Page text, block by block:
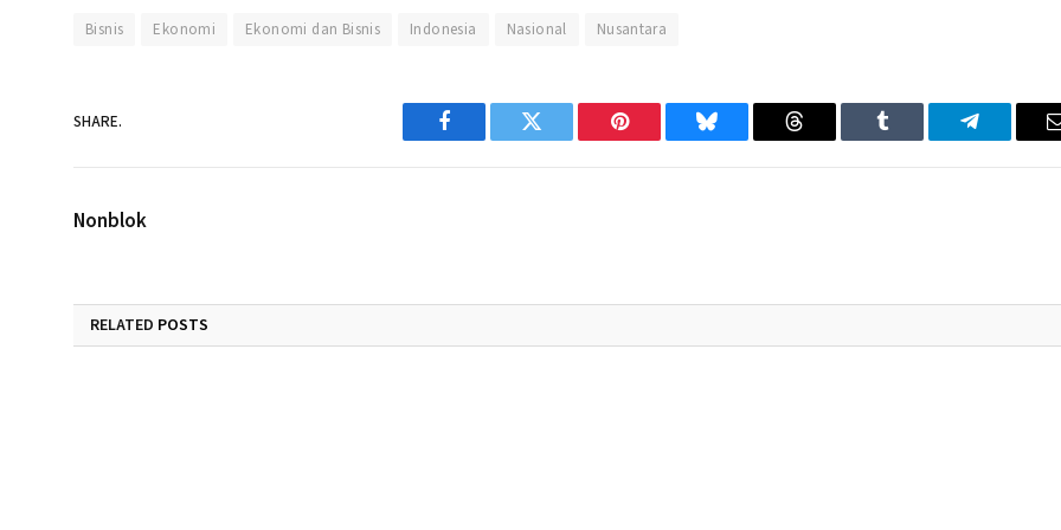
Bisnis Ekonomi Ekonomi dan Bisnis Indonesia Nasional Nusantara
SHARE.
Facebook Twitter Pinterest Bluesky Threads Tumblr Telegram
Nonblok
RELATED POSTS